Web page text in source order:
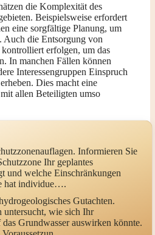
die Komplexität des
Beispielsweise erfordert
eine sorgfältige Planung, um
Auch die Entsorgung von
erfolgen, um das
In manchen Fällen können
Interessengruppen Einspruch
erheben. Dies macht eine
allen Beteiligten umso
Informieren Sie
Ihr geplantes
und welche Einschränkungen
hat individue….
Gutachten.
untersucht, wie sich Ihr
Grundwasser auswirken könnte.